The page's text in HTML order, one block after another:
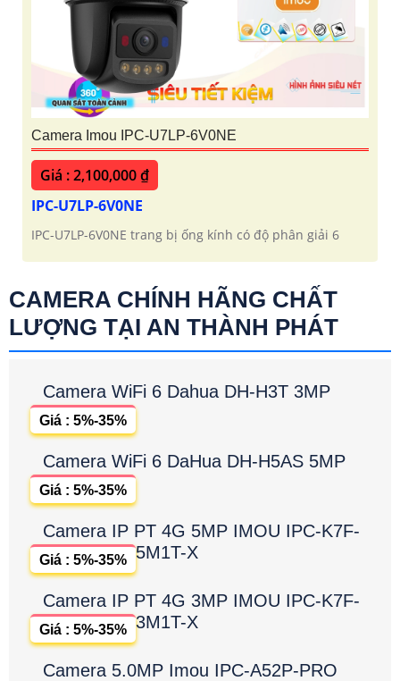
Camera Imou IPC-U7LP-6V0NE
Giá : 2,100,000 ₫
IPC-U7LP-6V0NE
IPC-U7LP-6V0NE trang bị ống kính có độ phân giải 6
CAMERA CHÍNH HÃNG CHẤT
LƯỢNG TẠI AN THÀNH PHÁT
Camera WiFi 6 Dahua DH-H3T 3MP
Giá : 5%-35%
Camera WiFi 6 DaHua DH-H5AS 5MP
Giá : 5%-35%
Camera IP PT 4G 5MP IMOU IPC-K7F-
5M1T-X
Giá : 5%-35%
Camera IP PT 4G 3MP IMOU IPC-K7F-
3M1T-X
Giá : 5%-35%
Camera 5.0MP Imou IPC-A52P-PRO